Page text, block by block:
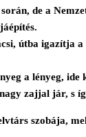
de a
útba igazítja
a lényeg,
zajjal jár, s
szobája,